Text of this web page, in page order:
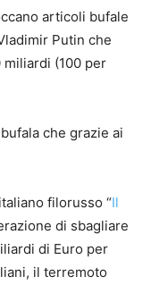
articoli bufale
Putin che
miliardi (100 per
che grazie ai
filorusso “Il
di sbagliare
di Euro per
il terremoto